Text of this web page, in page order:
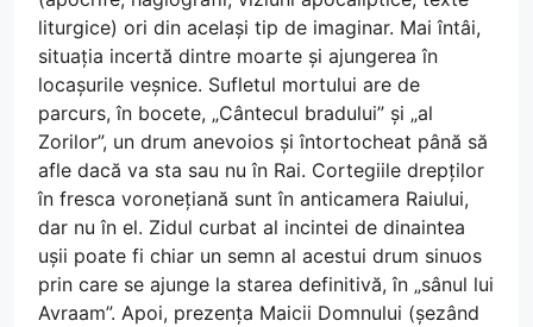
liturgice) ori din același tip de imaginar. Mai întâi,
situația incertă dintre moarte și ajungerea în
locașurile veșnice. Sufletul mortului are de
parcurs, în bocete, „Cântecul bradului” și „al
Zorilor”, un drum anevoios și întortocheat până să
afle dacă va sta sau nu în Rai. Cortegiile drepților
în fresca voronețiană sunt în anticamera Raiului,
dar nu în el. Zidul curbat al incintei de dinaintea
ușii poate fi chiar un semn al acestui drum sinuos
prin care se ajunge la starea definitivă, în „sânul lui
Avraam”. Apoi, prezența Maicii Domnului (șezând